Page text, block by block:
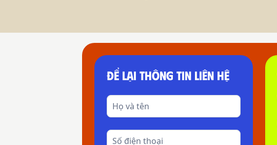
ĐỂ LẠI THÔNG TIN LIÊN HỆ